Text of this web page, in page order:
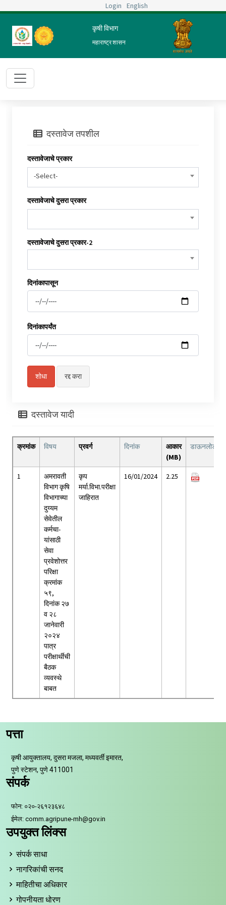
Login English
कृषी विभाग
महाराष्ट्र शासन
दस्तावेज तपशील
दस्तावेजाचे प्रकार
-Select-
दस्तावेजाचे दुसरा प्रकार
दस्तावेजाचे दुसरा प्रकार-2
दिनांकापासून
दिनांकापर्यंत
दस्तावेज यादी
क्रमांक विषय प्रवर्ग दिनांक
आकार
(MB)
डाऊनलोड
1
अमरावती
विभाग कृषि
विभागाच्या
दुय्यम
सेवेतील
कर्मचा-
यांसाठी
सेवा
प्रवेशोत्तर
परिक्षा
क्रमांक
५९,
दिनांक २७
व २८
जानेवारी
२०२४
पात्र
परीक्षार्थीची
बैठक
व्यवस्थे
बाबत
कृप
मर्या.विभा.परीक्षा
जाहिरात
16/01/2024 2.25
पत्ता
कृषी आयुक्तालय, दुसरा मजला, मध्यवर्ती इमारत,
पुणे स्टेशन, पुणे 411001
संपर्क
फोन: ०२०-२६१२३६४८
ईमेल: comm.agripune-mh@gov.in
उपयुक्त लिंक्स
संपर्क साधा
नागरिकांची सनद
माहितीचा अधिकार
गोपनीयता धोरण